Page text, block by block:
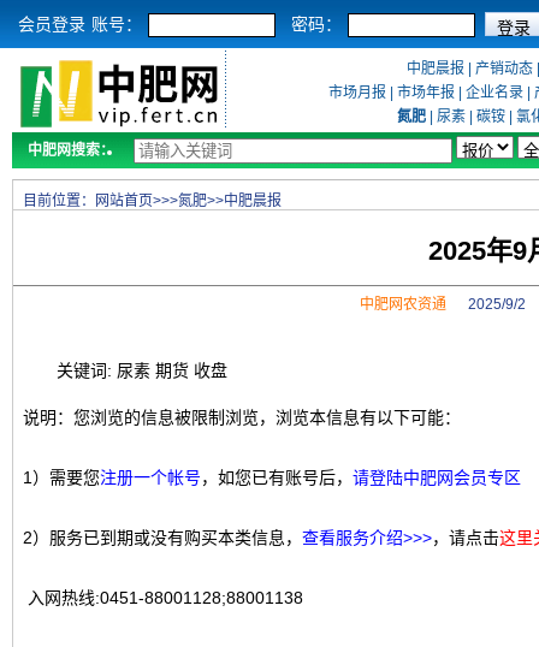
会员登录 账号： 密码：
中肥晨报 产销动态
市场月报
市场年报 企业名录
氮肥
尿素 碳铵
氯
中肥网搜索：
目前位置： 网站首页>>>氮肥>>中肥晨报
2025年9
中肥网农资通2025/9/2
关键词: 尿素 期货 收盘
说明：您浏览的信息被限制浏览，浏览本信息有以下可能：
1）需要您注册一个帐号，如您已有账号后， 请登陆中肥网会员专区
2）服务已到期或没有购买本类信息， 查看服务介绍>>>，请点击这里
入网热线:0451-88001128;88001138